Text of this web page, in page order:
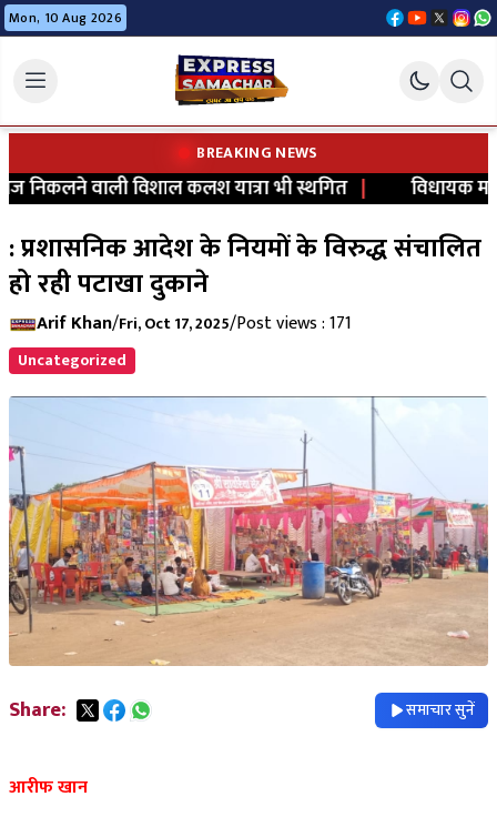
Mon, 10 Aug 2026
BREAKING NEWS
वाली विशाल कलश यात्रा भी स्थगित | विधायक
: प्रशासनिक आदेश के नियमों के विरुद्ध संचालित
हो रही पटाखा दुकाने
Arif Khan/Fri, Oct 17, 2025/Post views : 171
Uncategorized
Share: समाचार सुनें
आरीफ खान